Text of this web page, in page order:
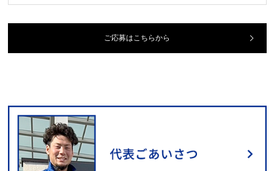
ご応募はこちらから